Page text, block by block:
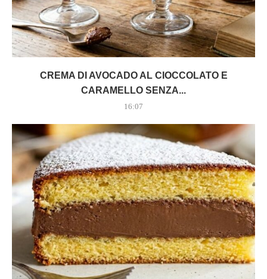
CREMA DI AVOCADO AL CIOCCOLATO E
CARAMELLO SENZA...
16:07